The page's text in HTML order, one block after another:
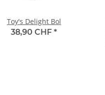
Toy's Delight Bol
38,90 CHF *